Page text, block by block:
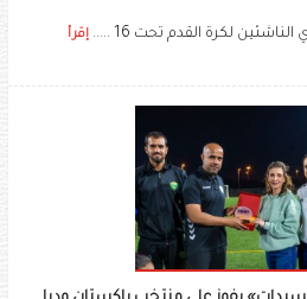
لكرة القدم تحت 16 .....
إقرأ